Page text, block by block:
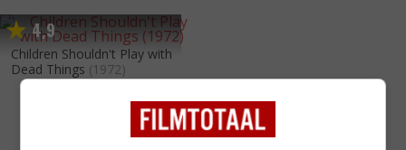
4,9
Children Shouldn't Play with
Dead Things (1972)